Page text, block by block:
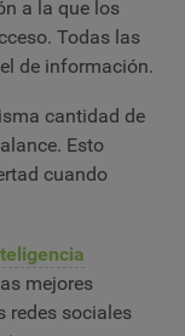
a la que los
Todas las
de información.
cantidad de
Esto
cuando
mejores
redes sociales